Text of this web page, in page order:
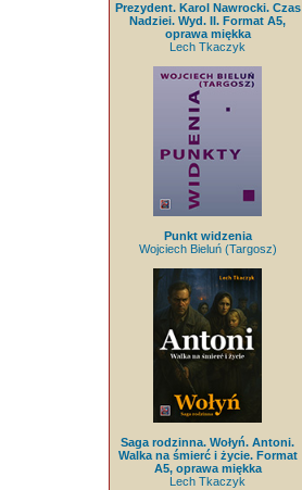
Prezydent. Karol Nawrocki. Czas
Nadziei. Wyd. II. Format A5,
oprawa miękka
Lech Tkaczyk
Punkt widzenia
Wojciech Bieluń (Targosz)
Saga rodzinna. Wołyń. Antoni.
Walka na śmierć i życie. Format
A5, oprawa miękka
Lech Tkaczyk